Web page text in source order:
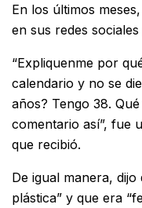
En los últimos
en sus redes
“Expliquenme por
calendario y no se
años? Tengo 38.
comentario así”, fue
que recibió.
De igual manera,
plástica” y que era